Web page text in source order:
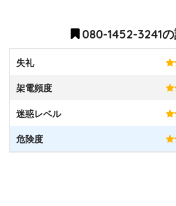
080-1452-3241
失礼
架電頻度
迷惑レベル
危険度